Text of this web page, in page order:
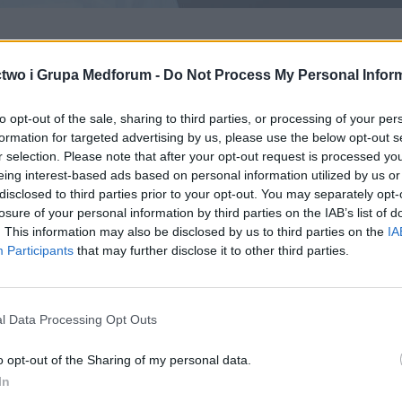
i Grupa Medforum - Do Not Process My Personal
opt-out of the sale, sharing to third parties, or processing of your
for targeted advertising by us, please use the below opt-out
selection. Please note that after your opt-out request is processed
interest-based ads based on personal information utilized by us
to third parties prior to your opt-out. You may separately
of your personal information by third parties on the IAB’s list of
This information may also be disclosed by us to third parties on the
Participants that may further disclose it to other third parties.
Data Processing Opt Outs
opt-out of the Sharing of my personal data.
edukacyjna
„Świadomy Pacjent”.